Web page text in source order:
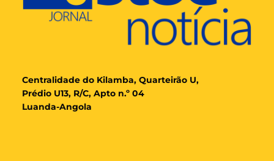
Centralidade do Kilamba, Quarteirão U,
Prédio U13, R/C, Apto n.º 04
Luanda-Angola